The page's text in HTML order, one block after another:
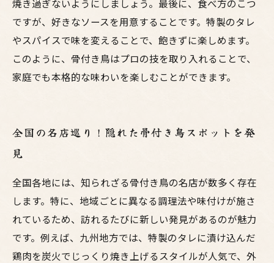
焼き過ぎないようにしましょう。最後に、食べ方のこつ
ですが、好きなソースを用意することです。特製のタレ
やスパイスで味を変えることで、飽きずに楽しめます。
このように、骨付き鳥はプロの技を取り入れることで、
家庭でも本格的な味わいを楽しむことができます。
全国の名店巡り！隠れた骨付き鳥スポットを発
見
全国各地には、知られざる骨付き鳥の名店が数多く存在
します。特に、地域ごとに異なる調理法や味付けが施さ
れているため、訪れるたびに新しい発見があるのが魅力
です。例えば、九州地方では、特製のタレに漬け込んだ
鶏肉を炭火でじっくり焼き上げるスタイルが人気で、外